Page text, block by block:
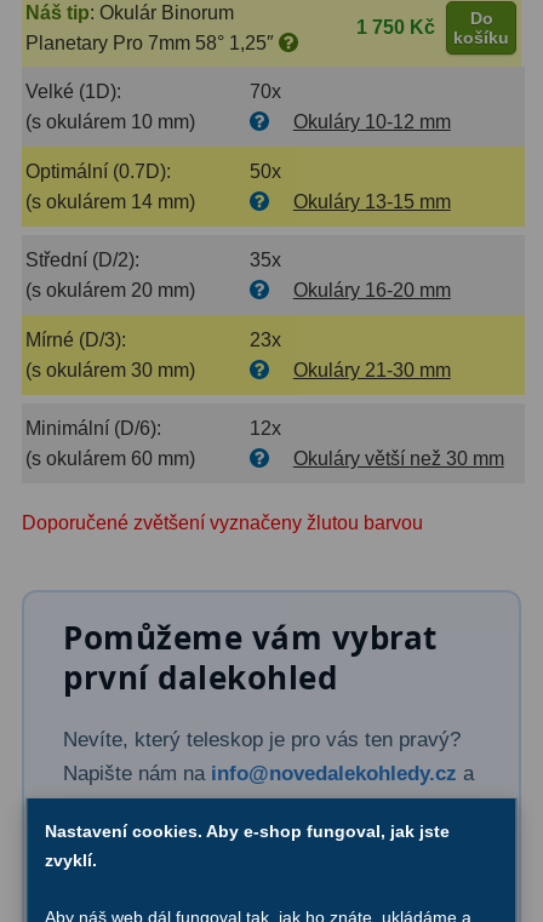
Filtry IR-Block 10
Filtry Clip5
Filtry CCD Hα, OIII7
Filtrová kola a rámy
Rovnače a reduktory13
Pointace
ADC, Tilting14
Rotátory 34
Helical výtahy
Okulárové výtahy44
Primární zrcadla9
Sekundární zrcadla 6
Adaptéry k okulárovým
výtahům8
Pozorovací dalekohledy50
Náš tip: Okulár Binorum
Planetary Pro 7mm 58° 1,25″
1 750 Kč
Do
košíku
Velké (1D):
70x
(s okulárem 10 mm)
Okuláry 10-12 mm
Optimální (0.7D):
50x
(s okulárem 14 mm)
Okuláry 13-15 mm
Střední (D/2):
35x
(s okulárem 20 mm)
Okuláry 16-20 mm
Mírné (D/3):
23x
(s okulárem 30 mm)
Okuláry 21-30 mm
Minimální (D/6):
12x
(s okulárem 60 mm)
Okuláry větší než 30 mm
Doporučené zvětšení vyznačeny žlutou barvou
Pomůžeme vám vybrat
první dalekohled
Nevíte, který teleskop je pro vás ten pravý?
Napište nám na info@novedalekohledy.cz a
Nastavení cookies. Aby e-shop fungoval, jak jste
zvyklí.
Aby náš web dál fungoval tak, jak ho znáte, ukládáme a